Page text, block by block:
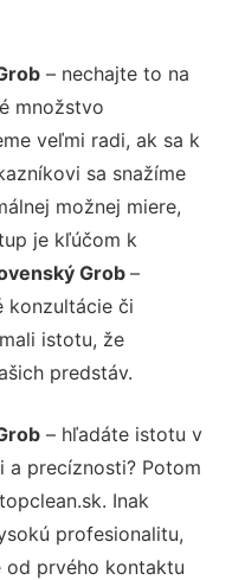
– nechajte to na
množstvo
veľmi radi, ak sa k
sa snažíme
možnej miere,
je kľúčom k
Grob –
konzultácie či
istotu, že
predstáv.
– hľadáte istotu v
a precíznosti? Potom
Inak
profesionalitu,
od prvého kontaktu